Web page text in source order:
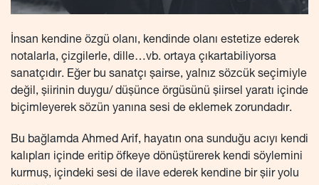
İnsan kendine özgü olanı, kendinde olanı estetize ederek
notalarla, çizgilerle, dille…vb. ortaya çıkartabiliyorsa
sanatçıdır. Eğer bu sanatçı şairse, yalnız sözcük seçimiyle
değil, şiirinin duygu/ düşünce örgüsünü şiirsel yaratı içinde
biçimleyerek sözün yanına sesi de eklemek zorundadır.
Bu bağlamda Ahmed Arif, hayatın ona sunduğu acıyı kendi
kalıpları içinde eritip öfkeye dönüştürerek kendi söylemini
kurmuş, içindeki sesi de ilave ederek kendine bir şiir yolu